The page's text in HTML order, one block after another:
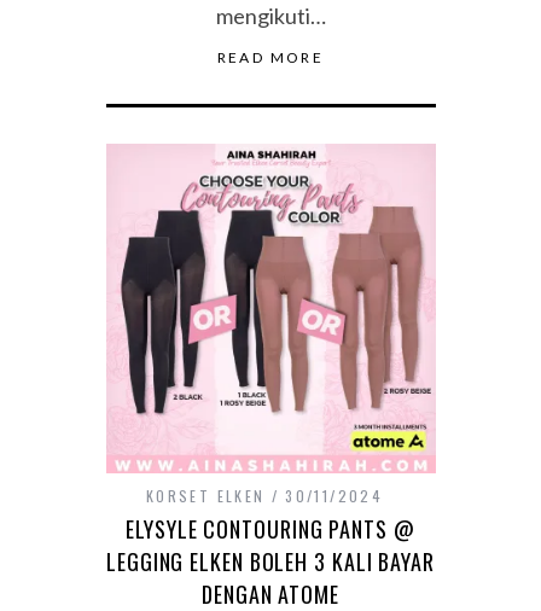
mengikuti…
READ MORE
KORSET ELKEN 30/11/2024
ELYSYLE CONTOURING PANTS @
LEGGING ELKEN BOLEH 3 KALI BAYAR
DENGAN ATOME